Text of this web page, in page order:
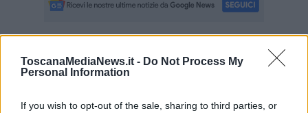
ToscanaMediaNews.it - Do Not Process My
Personal Information
If you wish to opt-out of the sale, sharing to third parties, or
Se vuoi leggere le notizie principali della Toscana iscriviti alla
Newsletter QUInews - ToscanaMedia.
Arriva gratis tutti i giorni
Basta cliccareQUI